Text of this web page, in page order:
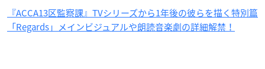
『ACCA13区監察課』TVシリーズから1年後の彼らを描く特別篇
「Regards」メインビジュアルや朗読音楽劇の詳細解禁！